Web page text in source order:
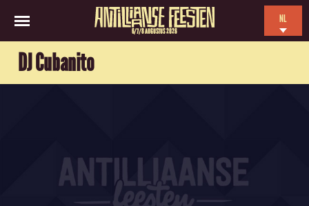
6/7/8 AUGUSTUS 2026
NL
DJ Cubanito